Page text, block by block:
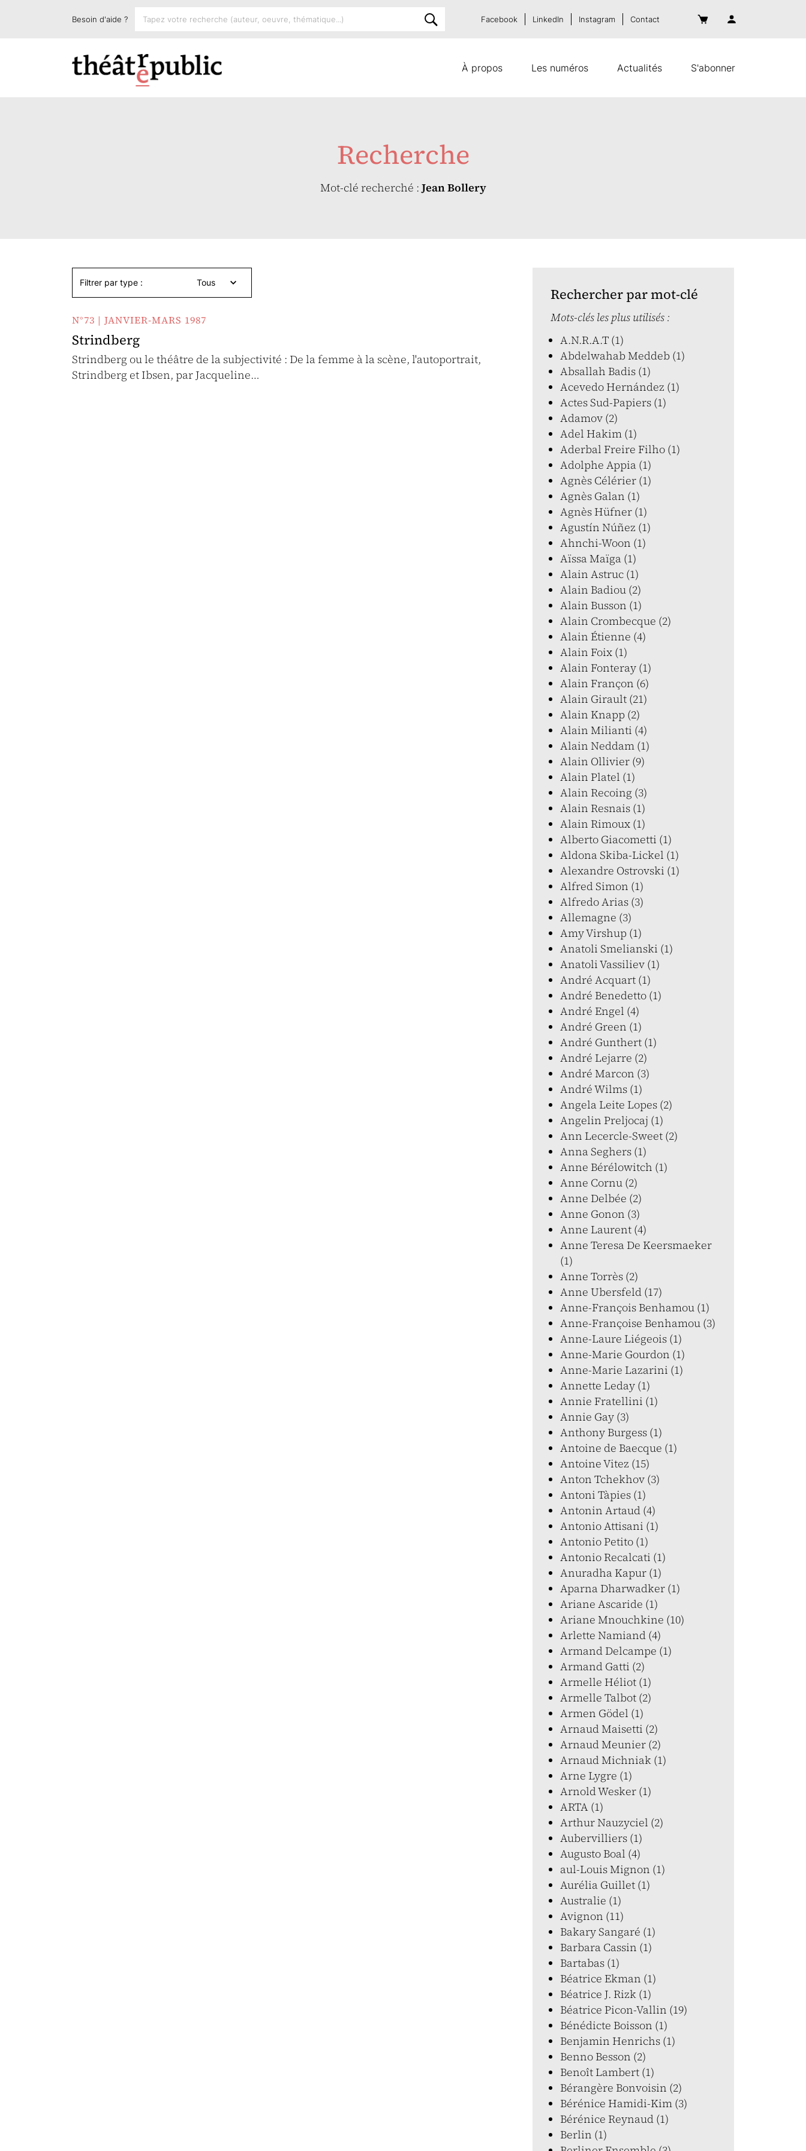
À propos Les numéros Actualités S'abonner
Besoin d'aide ? Facebook LinkedIn Instagram Contact
Recherche
Mot-clé recherché :Jean Bollery
Filtrer par type : Tous
N°73 | JANVIER-MARS 1987
Strindberg
Strindberg ou le théâtre de la subjectivité : De la femme à la scène, l'autoportrait,
Strindberg et Ibsen, par Jacqueline…
Rechercher par mot-clé
Mots-clés les plus utilisés :
A.N.R.A.T (1)
Abdelwahab Meddeb (1)
Absallah Badis (1)
Acevedo Hernández (1)
Actes Sud-Papiers (1)
Adamov (2)
Adel Hakim (1)
Aderbal Freire Filho (1)
Adolphe Appia (1)
Agnès Célérier (1)
Agnès Galan (1)
Agnès Hüfner (1)
Agustín Núñez (1)
Ahnchi-Woon (1)
Aïssa Maïga (1)
Alain Astruc (1)
Alain Badiou (2)
Alain Busson (1)
Alain Crombecque (2)
Alain Étienne (4)
Alain Foix (1)
Alain Fonteray (1)
Alain Françon (6)
Alain Girault (21)
Alain Knapp (2)
Alain Milianti (4)
Alain Neddam (1)
Alain Ollivier (9)
Alain Platel (1)
Alain Recoing (3)
Alain Resnais (1)
Alain Rimoux (1)
Alberto Giacometti (1)
Aldona Skiba-Lickel (1)
Alexandre Ostrovski (1)
Alfred Simon (1)
Alfredo Arias (3)
Allemagne (3)
Amy Virshup (1)
Anatoli Smelianski (1)
Anatoli Vassiliev (1)
André Acquart (1)
André Benedetto (1)
André Engel (4)
André Green (1)
André Gunthert (1)
André Lejarre (2)
André Marcon (3)
André Wilms (1)
Angela Leite Lopes (2)
Angelin Preljocaj (1)
Ann Lecercle-Sweet (2)
Anna Seghers (1)
Anne Bérélowitch (1)
Anne Cornu (2)
Anne Delbée (2)
Anne Gonon (3)
Anne Laurent (4)
Anne Teresa De Keersmaeker
(1)
Anne Torrès (2)
Anne Ubersfeld (17)
Anne-François Benhamou (1)
Anne-Françoise Benhamou (3)
Anne-Laure Liégeois (1)
Anne-Marie Gourdon (1)
Anne-Marie Lazarini (1)
Annette Leday (1)
Annie Fratellini (1)
Annie Gay (3)
Anthony Burgess (1)
Antoine de Baecque (1)
Antoine Vitez (15)
Anton Tchekhov (3)
Antoni Tàpies (1)
Antonin Artaud (4)
Antonio Attisani (1)
Antonio Petito (1)
Antonio Recalcati (1)
Anuradha Kapur (1)
Aparna Dharwadker (1)
Ariane Ascaride (1)
Ariane Mnouchkine (10)
Arlette Namiand (4)
Armand Delcampe (1)
Armand Gatti (2)
Armelle Héliot (1)
Armelle Talbot (2)
Armen Gödel (1)
Arnaud Maisetti (2)
Arnaud Meunier (2)
Arnaud Michniak (1)
Arne Lygre (1)
Arnold Wesker (1)
ARTA (1)
Arthur Nauzyciel (2)
Aubervilliers (1)
Augusto Boal (4)
aul-Louis Mignon (1)
Aurélia Guillet (1)
Australie (1)
Avignon (11)
Bakary Sangaré (1)
Barbara Cassin (1)
Bartabas (1)
Béatrice Ekman (1)
Béatrice J. Rizk (1)
Béatrice Picon-Vallin (19)
Bénédicte Boisson (1)
Benjamin Henrichs (1)
Benno Besson (2)
Benoît Lambert (1)
Bérangère Bonvoisin (2)
Bérénice Hamidi-Kim (3)
Bérénice Reynaud (1)
Berlin (1)